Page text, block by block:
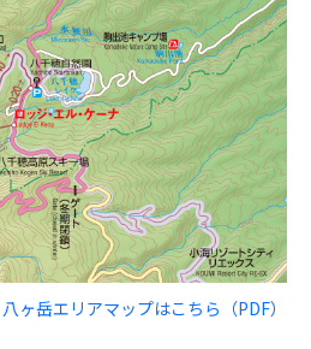
八ヶ岳エリアマップはこちら（PDF）